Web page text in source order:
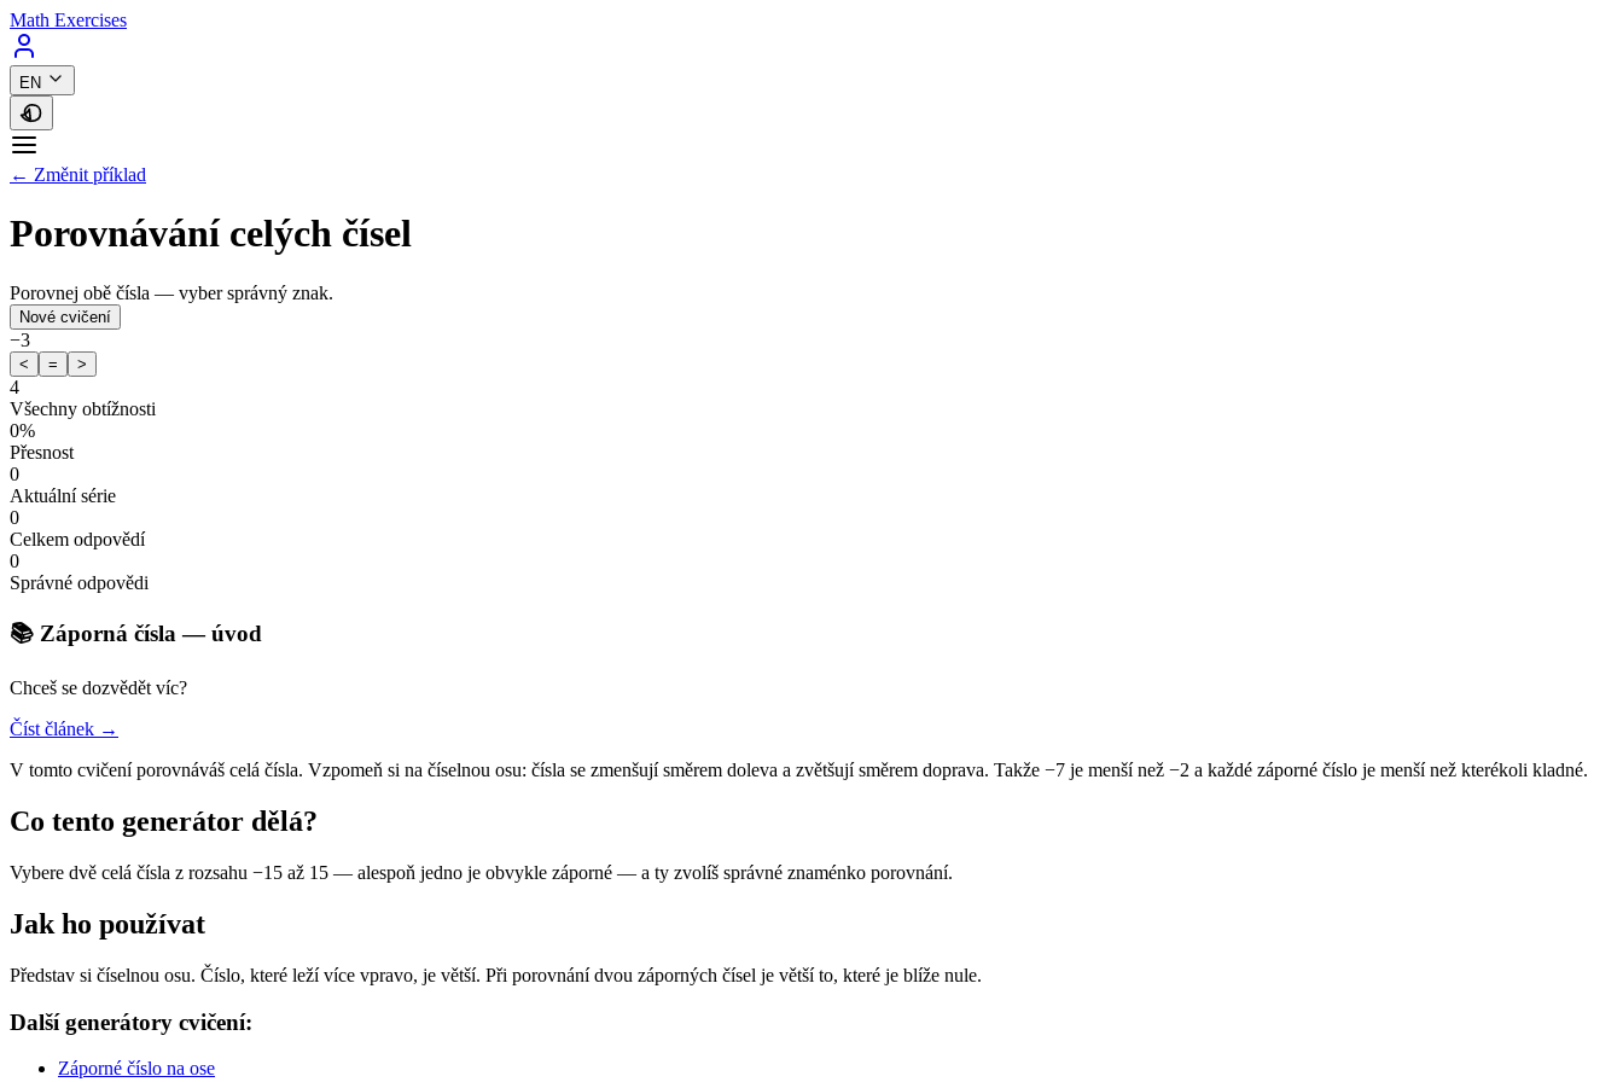
Math Exercises
EN
← Změnit příklad
Porovnávání celých čísel
Porovnej obě čísla — vyber správný znak.
Nové cvičení
−3
< = >
4
Všechny obtížnosti
0%
Přesnost
0
Aktuální série
0
Celkem odpovědí
0
Správné odpovědi
📚 Záporná čísla — úvod
Chceš se dozvědět víc?
Číst článek →
V tomto cvičení porovnáváš celá čísla. Vzpomeň si na číselnou osu: čísla se zmenšují směrem doleva a zvětšují směrem doprava. Takže −7 je menší než −2 a každé záporné číslo je menší než kterékoli kladné.
Co tento generátor dělá?
Vybere dvě celá čísla z rozsahu −15 až 15 — alespoň jedno je obvykle záporné — a ty zvolíš správné znaménko porovnání.
Jak ho používat
Představ si číselnou osu. Číslo, které leží více vpravo, je větší. Při porovnání dvou záporných čísel je větší to, které je blíže nule.
Další generátory cvičení:
Záporné číslo na ose